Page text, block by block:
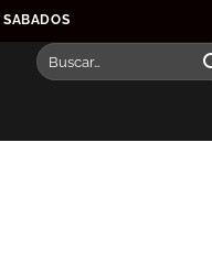
Buscar
por: